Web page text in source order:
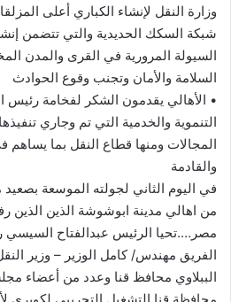
وزارة النقل لإنشاء الكباري أعلى
السيولة المرورية في القرى والمدن
السلامة والأمان وتجنب وقوع الحوادث
• الأهالي يقدمون الشكر لفخامة
التنموية والخدمية التي تم وجاري
المجالات ومنها قطاع النقل بما يساهم
والقادمة
في اليوم الثاني لجولته الموسعة
من اهالي مدينة ابوشوشة الذين الذين
مصر….تحيا الرئيس عبدالفتاح السيسي
الفريق مهندس/ كامل الوزير – وزير
الببلاوي محافظ قنا وعدد من أعضاء